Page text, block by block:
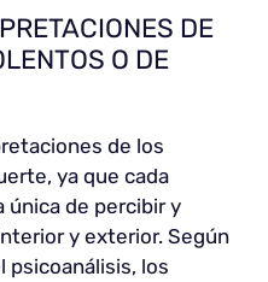
DE
O DE
de los
ya que cada
única de percibir y
y exterior. Según
psicoanálisis, los